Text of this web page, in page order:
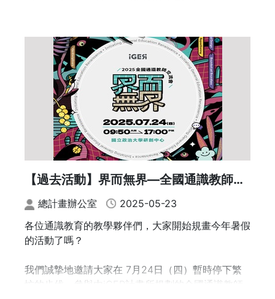
t)經驗分享
講者：駱芬美/銘傳大學通識教育中心 兼任副教授
14：15-14：35 主題短講座談
主題三：資訊通識
主持人：廖峻鋒/國立政治大學資訊科學系 副教授
講者：張志勇/淡江大學資訊工程學系 特聘教授
講題：通識教育中的資訊科技素養：量化分析的實踐
與應用
【過去活動】界而無界—全國通識教師交
流會總計畫辦公室
2025-05-23
各位通識教育的教學夥伴們，大家開始規畫今年暑假
的活動了嗎？
我們誠摯地邀請大家在 7月24日（四）暫時停下繁
忙的步伐，參與由iGER計畫所規劃的全國通識教師